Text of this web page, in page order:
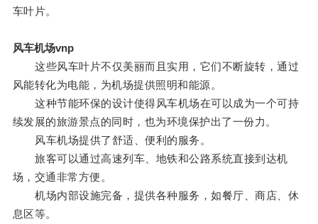
车叶片。
风车机场vnp
这些风车叶片不仅美丽而且实用，它们不断旋转，通过
风能转化为电能，为机场提供照明和能源。
这种节能环保的设计使得风车机场在可以成为一个可持
续发展的旅游景点的同时，也为环境保护出了一份力。
风车机场提供了舒适、便利的服务。
旅客可以通过高速列车、地铁和公路系统直接到达机
场，交通非常方便。
机场内部设施完备，提供各种服务，如餐厅、商店、休
息区等。